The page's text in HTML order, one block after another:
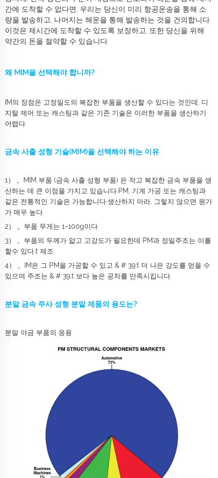
간에 도착할 수 없다면, 우리는 당신이 미리 항공운송을 통해 소
량을 발송하고, 나머지는 해운을 통해 발송하는 것을 건의합니다.
이것은 제시간에 도착할 수 있도록 보장하고, 또한 당신을 위해
약간의 돈을 절약할 수 있습니다.
왜 MlM을 선택해야 합니까?
IM의 장점은 고정밀도의 복잡한 부품을 생산할 수 있다는 것인데, 디
지털 제어 또는 캐스팅과 같은 기존 기술은 이러한 부품을 생산하기
어렵다.
금속 사출 성형 기술(MIM)을 선택해야 하는 이유
1） 。MIM 부품 (금속 사출 성형 부품) 은 작고 복잡한 금속 부품을 생
산하는 데 큰 이점을 가지고 있습니다.PM, 기계 가공 또는 캐스팅과
같은 전통적인 기술은 가능합니다.생산하지 마라, 그렇지 않으면 원가
가 매우 높다.
2） 。부품 무게는 1~100g이다.
3） 。부품의 두께가 얇고 고강도가 필요한데 PM과 정밀주조는 이를
할수 있다.t 제조.
4） 。IM은 그 PM을 가공할 수 있고 & # 39;t 더 나은 강도를 얻을 수
있으며 주조는 & # 39;t 보다 높은 공차를 만족시킵니다.
분말 금속 주사 성형 분말 제품의 용도는?
분말 야금 부품의 응용